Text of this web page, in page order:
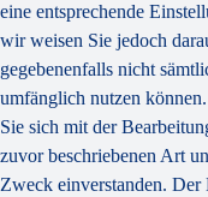
eine entsprechende
wir weisen Sie jedoch
gegebenenfalls nicht
umfänglich nutzen
Sie sich mit der
zuvor beschriebenen Art
Zweck einverstanden.